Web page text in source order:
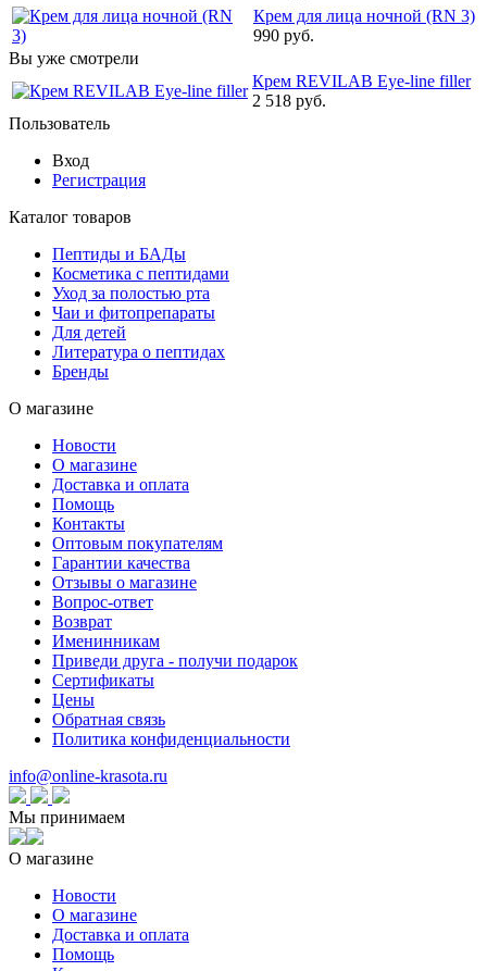
Крем для лица ночной (RN 3)
990 руб.
Вы уже смотрели
Крем REVILAB Eye-line filler
2 518 руб.
Пользователь
Вход
Регистрация
Каталог товаров
Пептиды и БАДы
Косметика с пептидами
Уход за полостью рта
Чаи и фитопрепараты
Для детей
Литература о пептидах
Бренды
О магазине
Новости
О магазине
Доставка и оплата
Помощь
Контакты
Оптовым покупателям
Гарантии качества
Отзывы о магазине
Вопрос-ответ
Возврат
Именинникам
Приведи друга - получи подарок
Сертификаты
Цены
Обратная связь
Политика конфиденциальности
info@online-krasota.ru
Мы принимаем
О магазине
Новости
О магазине
Доставка и оплата
Помощь